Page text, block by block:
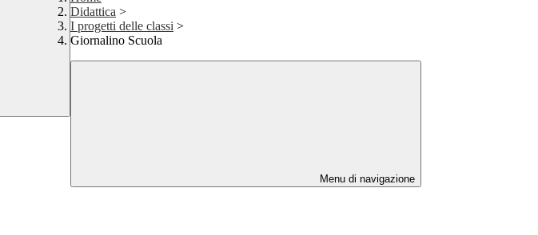
Didattica >
I progetti delle classi >
Giornalino Scuola
Menu di navigazione